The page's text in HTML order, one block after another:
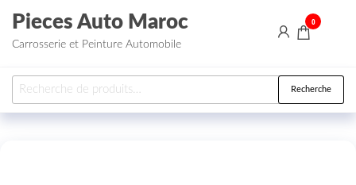
Aller au contenu
Pieces Auto Maroc
Carrosserie et Peinture Automobile
0
Recherche pour : Recherche